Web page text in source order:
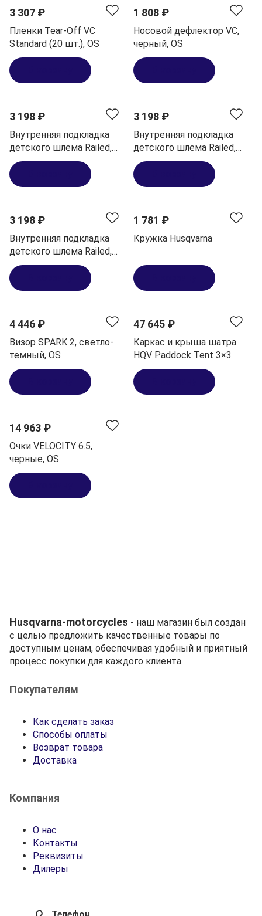
3 307 ₽
Пленки Tear-Off VC
Standard (20 шт.), OS
1 808 ₽
Носовой дефлектор VC,
черный, OS
3 198 ₽
Внутренняя подкладка
детского шлема Railed,
S/48
3 198 ₽
Внутренняя подкладка
детского шлема Railed,
M/50
3 198 ₽
Внутренняя подкладка
детского шлема Railed,
L/52
1 781 ₽
Кружка Husqvarna
4 446 ₽
Визор SPARK 2, светло-
темный, OS
47 645 ₽
Каркас и крыша шатра
HQV Paddock Tent 3×3
14 963 ₽
Очки VELOCITY 6.5,
черные, OS
Husqvarna-motorcycles - наш магазин был создан
с целью предложить качественные товары по
доступным ценам, обеспечивая удобный и приятный
процесс покупки для каждого клиента.
Покупателям
Как сделать заказ
Способы оплаты
Возврат товара
Доставка
Компания
О нас
Контакты
Реквизиты
Дилеры